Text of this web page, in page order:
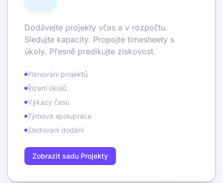
Dodávejte projekty včas a v rozpočtu.
Sledujte kapacity. Propojte timesheety s
úkoly. Přesně predikujte ziskovost.
Plánování projektů
Řízení úkolů
Výkazy času
Týmová spolupráce
Sledování dodání
Zobrazit sadu Projekty